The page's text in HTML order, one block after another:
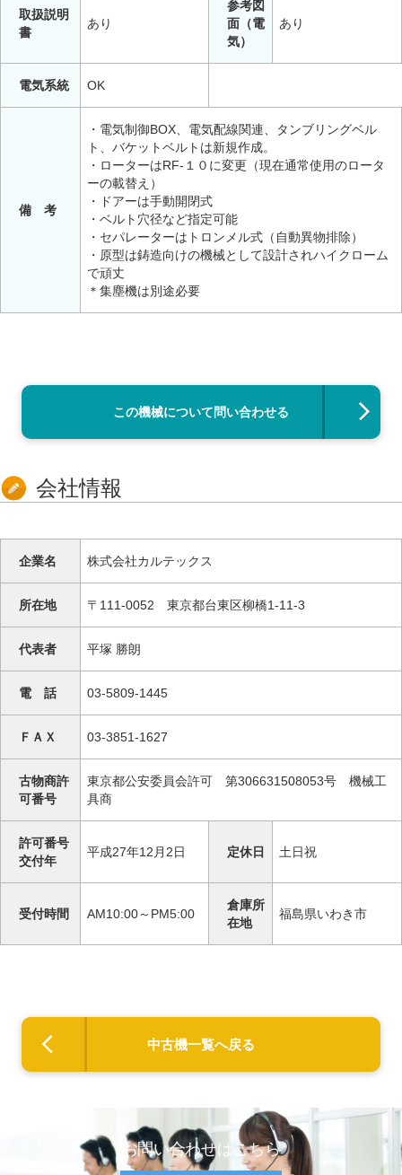
取扱説明
書
あり
参考図
面（電
気）
あり
電気系統 OK
備 考
・電気制御BOX、電気配線関連、タンブリングベル
ト、バケットベルトは新規作成。
・ローターはRF-１０に変更（現在通常使用のロータ
ーの載替え）
・ドアーは手動開閉式
・ベルト穴径など指定可能
・セパレーターはトロンメル式（自動異物排除）
・原型は鋳造向けの機械として設計されハイクローム
で頑丈
＊集塵機は別途必要
この機械について問い合わせる
会社情報
企業名 株式会社カルテックス
所在地 〒111-0052 東京都台東区柳橋1-11-3
代表者 平塚 勝朗
電 話 03-5809-1445
ＦＡＸ 03-3851-1627
古物商許
可番号
東京都公安委員会許可 第306631508053号 機械工
具商
許可番号
交付年
平成27年12月2日 定休日 土日祝
受付時間 AM10:00～PM5:00
倉庫所
在地
福島県いわき市
中古機一覧へ戻る
お問い合わせはこちら